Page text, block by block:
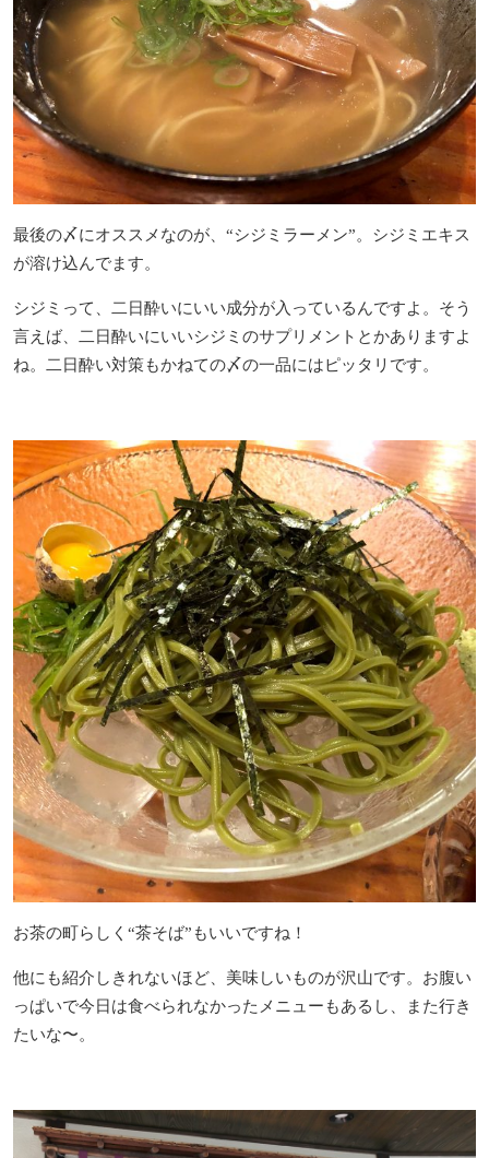
最後の〆にオススメなのが、“シジミラーメン”。 シジミエキス
が溶け込んでます。
シジミって、二日酔いにいい成分が入っているんですよ。そう
言えば、二日酔いにいいシジミのサプリメントとかありますよ
ね。二日酔い対策もかねての〆の一品にはピッタリです。
お茶の町らしく“茶そば”もいいですね！
他にも紹介しきれないほど、美味しいものが沢山です。お腹い
っぱいで今日は食べられなかったメニューもあるし、また行き
たいな〜。